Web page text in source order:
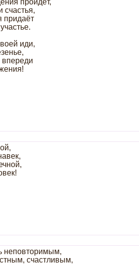
пройдёт,
счастья,
придаёт
иди,
впереди
неповторимым,
счастливым,